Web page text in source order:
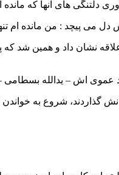
دلتنگی های آنها که مانده
به خواندن آواز علاقه نشان داد
گذاردند، شروع به خواندن